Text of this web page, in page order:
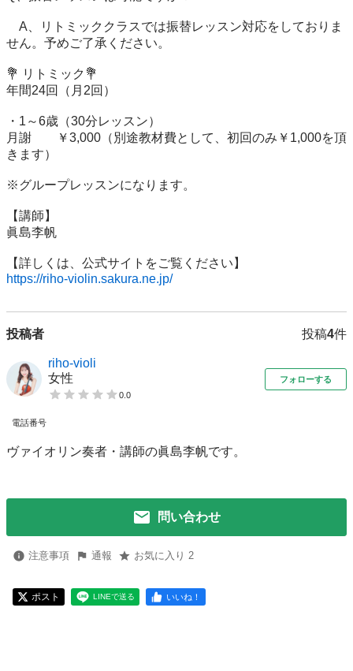
A、リトミッククラスでは振替レッスン対応をしておりま
せん。予めご了承ください。
💐 リトミック💐
年間24回（月2回）
・1～6歳（30分レッスン）
月謝　　￥3,000（別途教材費として、初回のみ￥1,000を頂
きます）
※グループレッスンになります。
【講師】
眞島李帆
https://riho-violin.sakura.ne.jp/
投稿者 投稿4件
riho-violi
女性
0.0
フォローする
電話番号
ヴァイオリン奏者・講師の眞島李帆です。
問い合わせ
注意事項 通報 お気に入り 2
ポスト LINEで送る いいね！